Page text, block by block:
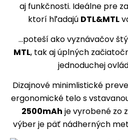
aj funkčnosti. Ideálne pre
ktorí hľadajú DTL&MTL
...poteší ako vyznávačov
MTL, tak aj úplných
jednoduchej
Dizajnové minimlistické
ergonomické telo s
2500mAh je vyrobené zo
výber je päť nádherných